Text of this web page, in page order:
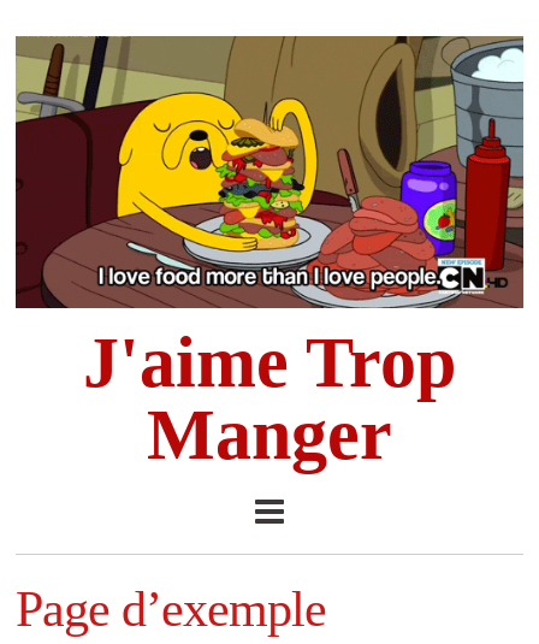
J'aime Trop
Manger
Page d’exemple